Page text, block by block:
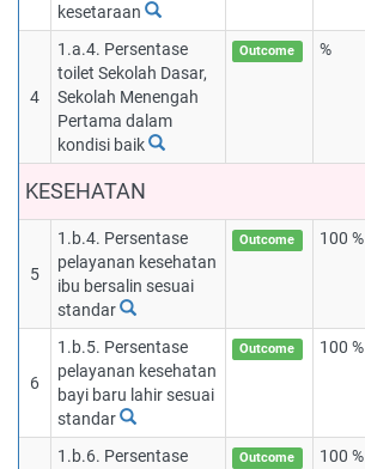
kesetaraan
4
1.a.4. Persentase
toilet Sekolah Dasar,
Sekolah Menengah
Pertama dalam
kondisi baik
Outcome %
KESEHATAN
5
1.b.4. Persentase
pelayanan kesehatan
ibu bersalin sesuai
standar
Outcome 100 %
6
1.b.5. Persentase
pelayanan kesehatan
bayi baru lahir sesuai
standar
Outcome 100 %
1.b.6. Persentase
Outcome 100 %